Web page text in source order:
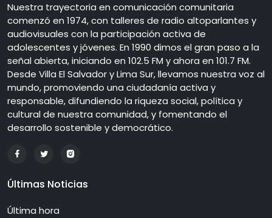
Nuestra trayectoria en comunicación comunitaria
comenzó en 1974, con talleres de radio altoparlantes y
audiovisuales con la participación activa de
adolescentes y jóvenes. En 1990 dimos el gran paso a la
señal abierta, iniciando en 102.5 FM y ahora en 101.7 FM.
Desde Villa El Salvador y Lima Sur, llevamos nuestra voz al
mundo, promoviendo una ciudadanía activa y
responsable, difundiendo la riqueza social, política y
cultural de nuestra comunidad, y fomentando el
desarrollo sostenible y democrático.
Últimas Noticias
Última hora